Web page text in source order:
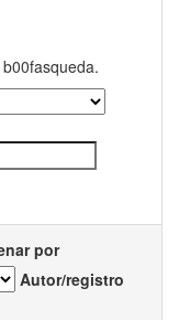
por
Autor/registro